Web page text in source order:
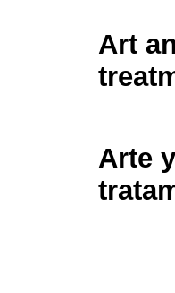
Art
Arte